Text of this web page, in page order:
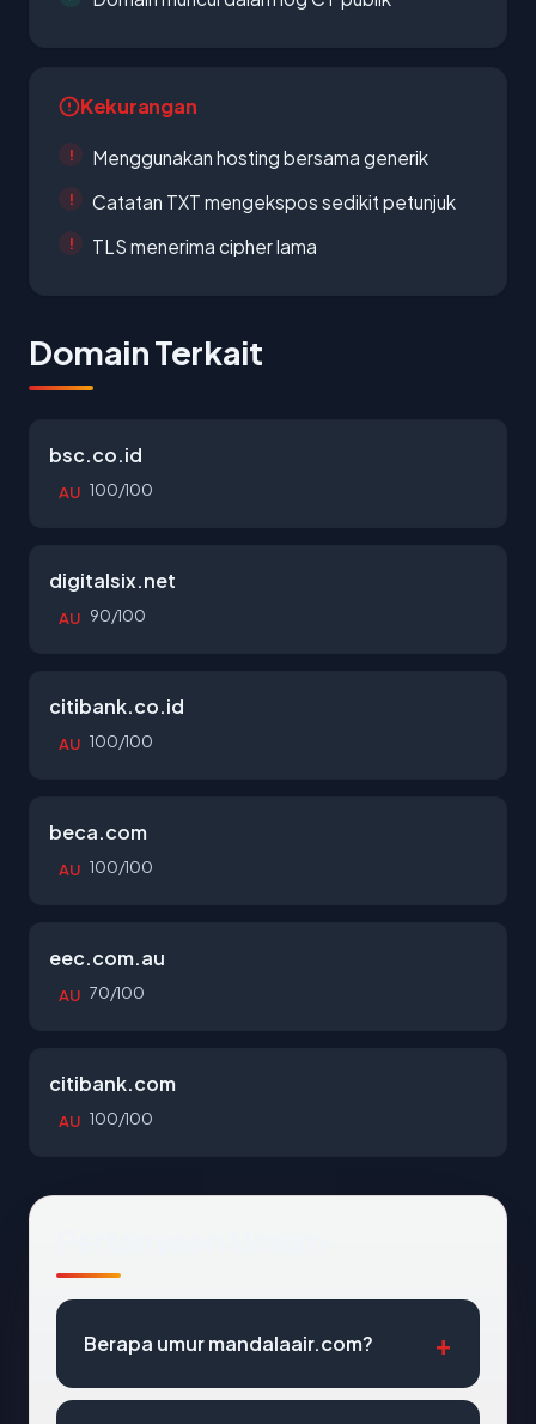
Kekurangan
Menggunakan hosting bersama generik
Catatan TXT mengekspos sedikit petunjuk
TLS menerima cipher lama
Domain Terkait
bsc.co.id
AU 100/100
digitalsix.net
AU 90/100
citibank.co.id
AU 100/100
beca.com
AU 100/100
eec.com.au
AU 70/100
citibank.com
AU 100/100
Berapa umur mandalaair.com?